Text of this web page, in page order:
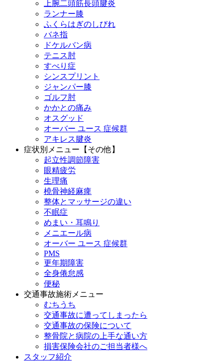
上腕二頭筋長頭腱炎
ランナー膝
ふくらはぎのしびれ
バネ指
ドケルバン病
テニス肘
すべり症
シンスプリント
ジャンパー膝
ゴルフ肘
かかとの痛み
オスグッド
オーバー ユース 症候群
アキレス腱炎
症状別メニュー【その他】
起立性調節障害
眼精疲労
生理痛
橈骨神経麻痺
整体とマッサージの違い
不眠症
めまい・耳鳴り
メニエール病
オーバー ユース 症候群
PMS
更年期障害
全身倦怠感
便秘
交通事故施術メニュー
むちうち
交通事故に遭ってしまったら
交通事故の保険について
整骨院と病院の上手な通い方
損害保険会社のご担当者様へ
スタッフ紹介